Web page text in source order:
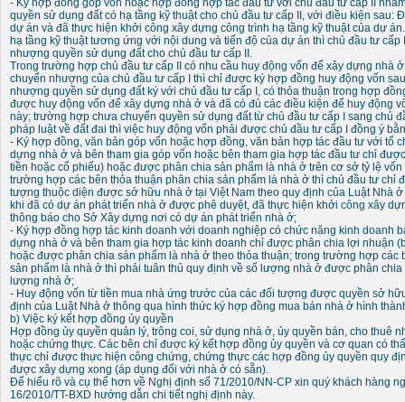
- Ký hợp đồng góp vốn hoặc hợp đồng hợp tác đầu tư với chủ đầu tư cấp II
quyền sử dụng đất có hạ tầng kỹ thuật cho chủ đầu tư cấp II, với điều kiện sau:
dự án và đã thực hiện khởi công xây dựng công trình hạ tầng kỹ thuật của dự
hạ tầng kỹ thuật tương ứng với nội dung và tiến độ của dự án thì chủ đầu tư
nhượng quyền sử dụng đất cho chủ đầu tư cấp II.
Trong trường hợp chủ đầu tư cấp II có nhu cầu huy động vốn để xây dựng nhà
chuyển nhượng của chủ đầu tư cấp I thì chỉ được ký hợp đồng huy động vốn
nhượng quyền sử dụng đất ký với chủ đầu tư cấp I, có thỏa thuận trong hợp
được huy động vốn để xây dựng nhà ở và đã có đủ các điều kiện để huy động
này; trường hợp chưa chuyển quyền sử dụng đất từ chủ đầu tư cấp I sang chủ
pháp luật về đất đai thì việc huy động vốn phải được chủ đầu tư cấp I đồng ý
- Ký hợp đồng, văn bản góp vốn hoặc hợp đồng, văn bản hợp tác đầu tư với tổ
dựng nhà ở và bên tham gia góp vốn hoặc bên tham gia hợp tác đầu tư chỉ
tiền hoặc cổ phiếu) hoặc được phân chia sản phẩm là nhà ở trên cơ sở tỷ lệ
trường hợp các bên thỏa thuận phân chia sản phẩm là nhà ở thì chủ đầu tư chỉ
tượng thuộc diện được sở hữu nhà ở tại Việt Nam theo quy định của Luật Nhà
khi đã có dự án phát triển nhà ở được phê duyệt, đã thực hiện khởi công xây
thông báo cho Sở Xây dựng nơi có dự án phát triển nhà ở;
- Ký hợp đồng hợp tác kinh doanh với doanh nghiệp có chức năng kinh doanh
dựng nhà ở và bên tham gia hợp tác kinh doanh chỉ được phân chia lợi nhuận
hoặc được phân chia sản phẩm là nhà ở theo thỏa thuận; trong trường hợp các
sản phẩm là nhà ở thì phải tuân thủ quy định về số lượng nhà ở được phân
lượng nhà ở;
- Huy động vốn từ tiền mua nhà ứng trước của các đối tượng được quyền sở
định của Luật Nhà ở thông qua hình thức ký hợp đồng mua bán nhà ở hình
b) Việc ký kết hợp đồng ủy quyền
Hợp đồng ủy quyền quản lý, trông coi, sử dụng nhà ở, ủy quyền bán, cho thuê
hoặc chứng thực. Các bên chỉ được ký kết hợp đồng ủy quyền và cơ quan có
thực chỉ được thực hiện công chứng, chứng thực các hợp đồng ủy quyền quy
được xây dựng xong (áp dụng đối với nhà ở có sẵn).
Để hiểu rõ và cụ thể hơn về Nghị định số 71/2010/NN-CP xin quý khách hàng
16/2010/TT-BXD hướng dẫn chi tiết nghị định này.